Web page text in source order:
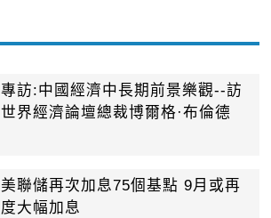
專訪:中國經濟中長期前景樂觀--訪
世界經濟論壇總裁博爾格·布倫德
美聯儲再次加息75個基點 9月或再
度大幅加息